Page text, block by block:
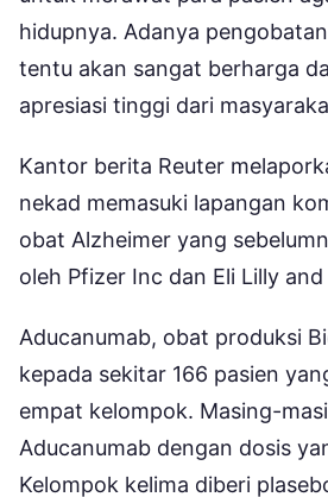
hidupnya. Adanya
tentu akan sangat berharga
apresiasi tinggi dari
Kantor berita Reuter
nekad memasuki lapangan
obat Alzheimer yang
oleh Pfizer Inc dan Eli Lilly and
Aducanumab, obat produksi
kepada sekitar 166 pasien
empat kelompok. Masing-
Aducanumab dengan dosis
Kelompok kelima diberi